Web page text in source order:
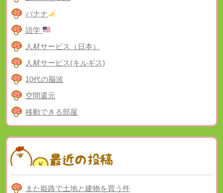
バナナ
語学
人材サービス（日本）
人材サービス(キルギス)
10代の脳波
空間還元
移動できる部屋
また姫路で土地と建物を買う件